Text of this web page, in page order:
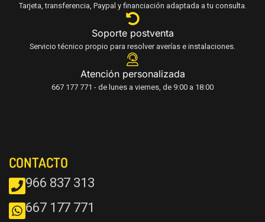
Tarjeta, transferencia, Paypal y financiación adaptada a tu consulta.
Soporte postventa
Servicio técnico propio para resolver averías e instalaciones.
Atención personalizada
667 177 771 - de lunes a viernes, de 9:00 a 18:00
CONTACTO
966 837 313
667 177 771